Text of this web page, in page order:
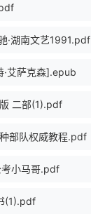
·湖南文艺1991.pdf
·艾萨克森].epub
二部(1).pdf
部队权威教程.pdf
小马哥.pdf
(1).pdf